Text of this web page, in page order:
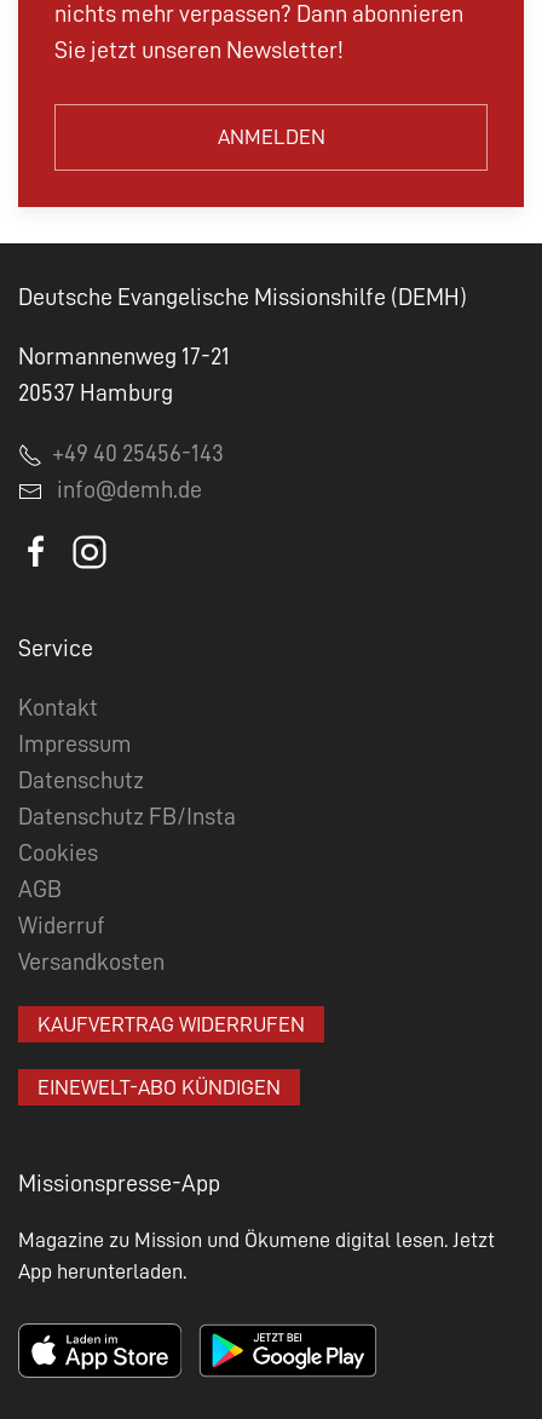
nichts mehr verpassen? Dann abonnieren
Sie jetzt unseren Newsletter!
ANMELDEN
Deutsche Evangelische Missionshilfe (DEMH)
Normannenweg 17-21
20537 Hamburg
+49 40 25456-143
info@demh.de
Service
Kontakt
Impressum
Datenschutz
Datenschutz FB/Insta
Cookies
AGB
Widerruf
Versandkosten
KAUFVERTRAG WIDERRUFEN
EINEWELT-ABO KÜNDIGEN
Missionspresse-App
Magazine zu Mission und Ökumene digital lesen. Jetzt
App herunterladen.